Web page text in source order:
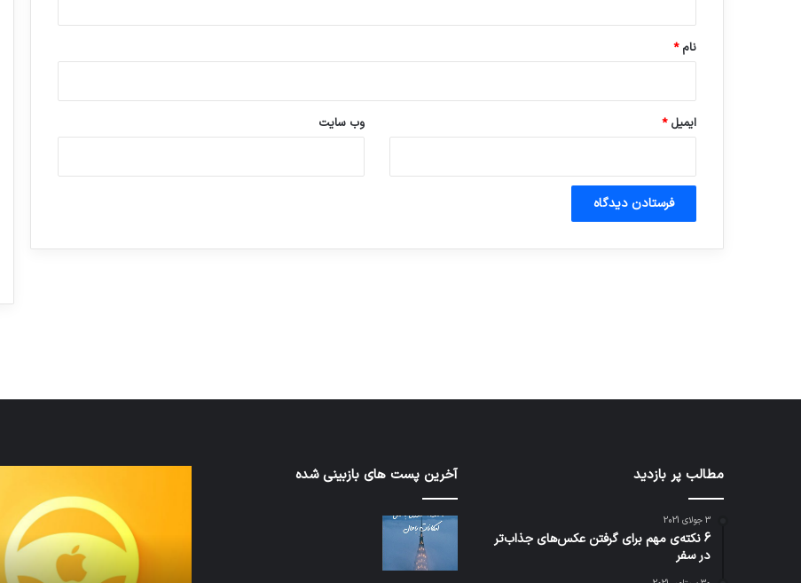
نام*
ایمیل* وب‌ سایت
مطالب پر بازدید
3 جولای 2021
6 نکته‌ی مهم برای گرفتن عکس‌های جذاب‌تر
در سفر
آخرین پست های بازبینی شده
کدام
پیام‌رسان
کاربران
نخستین
کاملا
خودران
نقلیه
اپل